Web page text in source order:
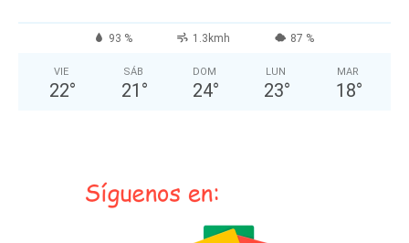
93 % 1.3kmh 87 %
VIE
22°
SÁB
21 °
DOM
24°
LUN
23°
MAR
18°